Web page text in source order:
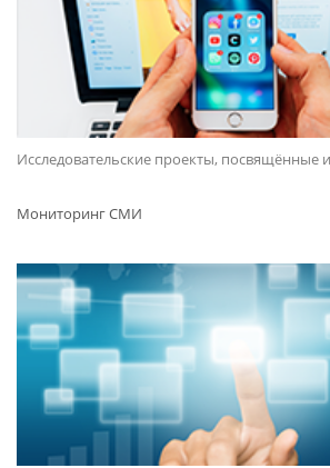
Исследовательские проекты,
Мониторинг СМИ